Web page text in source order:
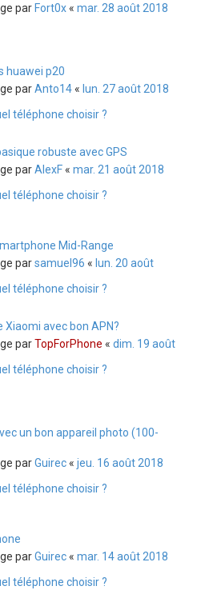
par Fort0x« mar. 28 août 2018
huawei p20
parAnto14« lun. 27 août 2018
téléphone choisir ?
robuste avec GPS
parAlexF« mar. 21 août 2018
téléphone choisir ?
Mid-Range
parsamuel96 « lun. 20 août
téléphone choisir ?
avec bon APN?
parTopForPhone « dim. 19 août
téléphone choisir ?
un bon appareil photo (100-
parGuirec« jeu. 16 août 2018
téléphone choisir ?
parGuirec« mar. 14 août 2018
téléphone choisir ?